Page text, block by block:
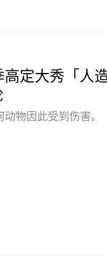
定大秀「人
物因此受到伤害。